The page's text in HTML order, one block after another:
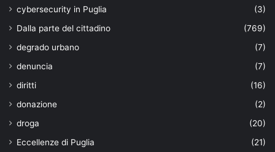
cybersecurity in Puglia
(3)
Dalla parte del cittadino
(769)
degrado urbano
(7)
denuncia
(7)
diritti
(16)
donazione
(2)
droga
(20)
Eccellenze di Puglia
(21)